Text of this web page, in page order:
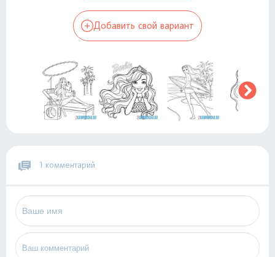
Добавить свой вариант
1 комментарий